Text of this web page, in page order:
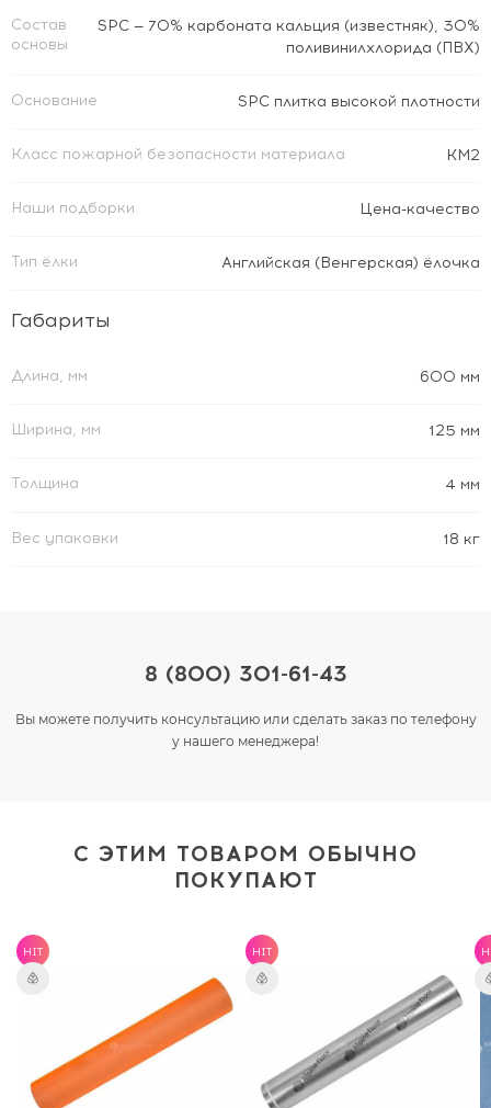
Состав
основы
SPC — 70% карбоната кальция (известняк), 30%
поливинилхлорида (ПВХ)
Основание SPC плитка высокой плотности
Класс пожарной безопасности материала КМ2
Наши подборки Цена-качество
Тип ёлки Английская (Венгерская) ёлочка
Габариты
Длина, мм 600 мм
Ширина, мм 125 мм
Толщина 4 мм
Вес упаковки 18 кг
8 (800) 301-61-43
Вы можете получить консультацию или сделать заказ по телефону
у нашего менеджера!
С ЭТИМ ТОВАРОМ ОБЫЧНО
ПОКУПАЮТ
HIT HIT